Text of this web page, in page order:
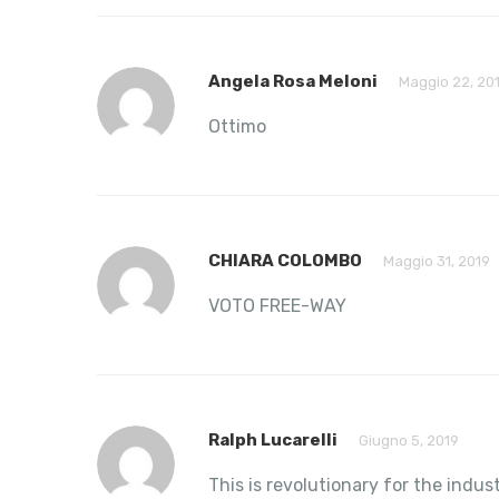
Angela Rosa Meloni Maggio 22,
Ottimo
CHIARA COLOMBO Maggio 31, 2019
VOTO FREE-WAY
Ralph Lucarelli Giugno 5, 2019
This is revolutionary for the